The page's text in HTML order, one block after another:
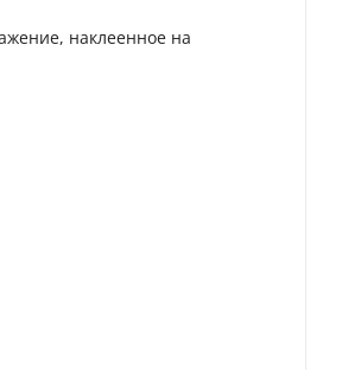
наклеенное на